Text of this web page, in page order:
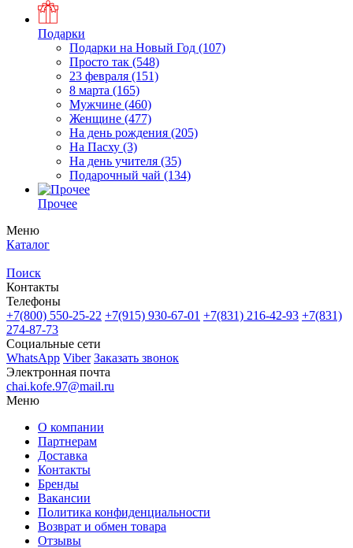
Подарки
Подарки на Новый Год (107)
Просто так (548)
23 февраля (151)
8 марта (165)
Мужчине (460)
Женщине (477)
На день рождения (205)
На Пасху (3)
На день учителя (35)
Подарочный чай (134)
Прочее
Меню
Каталог
Поиск
Контакты
Телефоны
+7(800) 550-25-22 +7(915) 930-67-01 +7(831) 216-42-93 +7(831)
274-87-73
Социальные сети
WhatsApp Viber Заказать звонок
Электронная почта
chai.kofe.97@mail.ru
Меню
О компании
Партнерам
Доставка
Контакты
Бренды
Вакансии
Политика конфиденциальности
Возврат и обмен товара
Отзывы